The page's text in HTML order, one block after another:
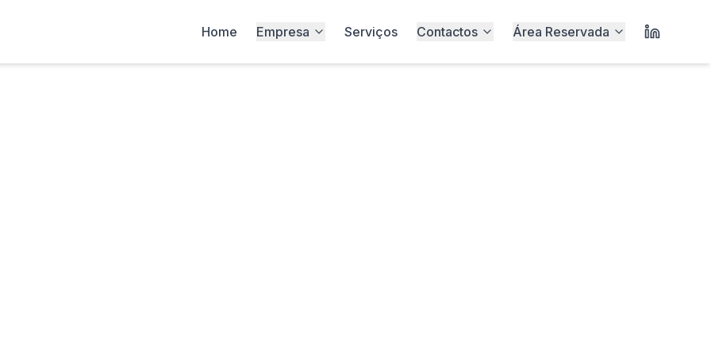
Home Empresa Serviços Contactos Área Reservada